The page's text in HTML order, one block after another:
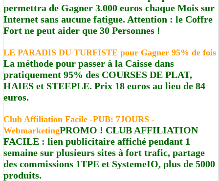
permettra de Gagner 3.000 euros chaque Mois sur
Internet sans aucune fatigue. Attention : le Coffre
Fort ne peut aider que 30 Personnes !
LE PARADIS DU TURFISTE pour Gagner 95% de fois
La méthode pour passer à la Caisse dans
pratiquement 95% des COURSES DE PLAT,
HAIES et STEEPLE. Prix 18 euros au lieu de 84
euros.
Club Affiliation Facile -PUB: 7JOURS -
WebmarketingPROMO ! CLUB AFFILIATION
FACILE : lien publicitaire affiché pendant 1
semaine sur plusieurs sites à fort trafic, partage
des commissions 1TPE et SystemeIO, plus de 5000
produits.